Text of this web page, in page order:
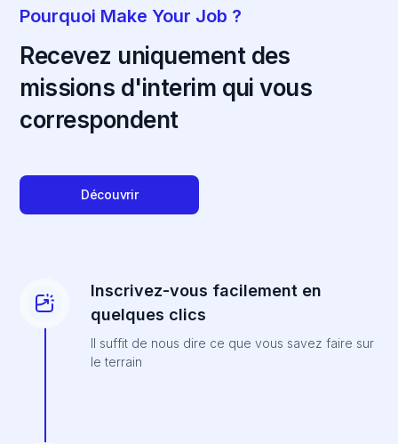
Pourquoi Make Your Job ?
Recevez uniquement des
missions d'interim qui vous
correspondent
Découvrir
Inscrivez-vous facilement en
quelques clics
Il suffit de nous dire ce que vous savez faire sur
le terrain